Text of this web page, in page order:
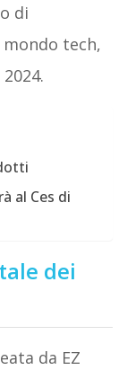
di
tech,
al Ces di
dei
da EZ